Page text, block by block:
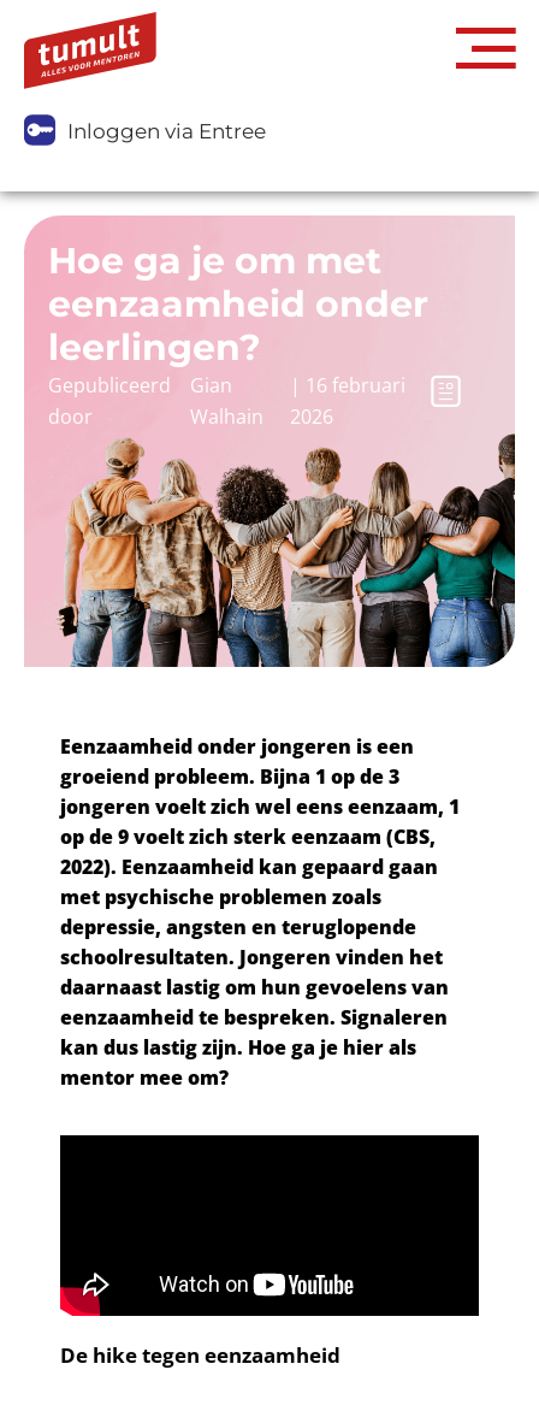
Inloggen via Entree
Hoe ga je om met
eenzaamheid onder
leerlingen?
Gepubliceerd
door
Gian
Walhain
| 16 februari
2026
Eenzaamheid onder jongeren is een
groeiend probleem. Bijna 1 op de 3
jongeren voelt zich wel eens eenzaam, 1
op de 9 voelt zich sterk eenzaam (CBS,
2022). Eenzaamheid kan gepaard gaan
met psychische problemen zoals
depressie, angsten en teruglopende
schoolresultaten. Jongeren vinden het
daarnaast lastig om hun gevoelens van
eenzaamheid te bespreken. Signaleren
kan dus lastig zijn. Hoe ga je hier als
mentor mee om?
De hike tegen eenzaamheid